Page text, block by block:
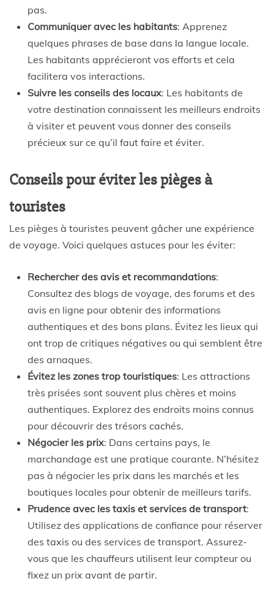
pas.
Communiquer avec les habitants: Apprenez
quelques phrases de base dans la langue locale.
Les habitants apprécieront vos efforts et cela
facilitera vos interactions.
Suivre les conseils des locaux: Les habitants de
votre destination connaissent les meilleurs endroits
à visiter et peuvent vous donner des conseils
précieux sur ce qu’il faut faire et éviter.
Conseils pour éviter les pièges à
touristes
Les pièges à touristes peuvent gâcher une expérience
de voyage. Voici quelques astuces pour les éviter:
Rechercher des avis et recommandations:
Consultez des blogs de voyage, des forums et des
avis en ligne pour obtenir des informations
authentiques et des bons plans. Évitez les lieux qui
ont trop de critiques négatives ou qui semblent être
des arnaques.
Évitez les zones trop touristiques: Les attractions
très prisées sont souvent plus chères et moins
authentiques. Explorez des endroits moins connus
pour découvrir des trésors cachés.
Négocier les prix: Dans certains pays, le
marchandage est une pratique courante. N’hésitez
pas à négocier les prix dans les marchés et les
boutiques locales pour obtenir de meilleurs tarifs.
Prudence avec les taxis et services de transport:
Utilisez des applications de confiance pour réserver
des taxis ou des services de transport. Assurez-
vous que les chauffeurs utilisent leur compteur ou
fixez un prix avant de partir.